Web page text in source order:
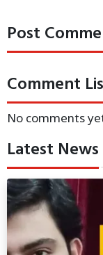
Post
Comment
No comments
Latest News